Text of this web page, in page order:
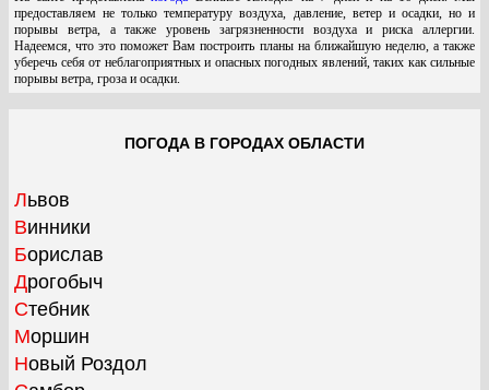
предоставляем не только температуру воздуха, давление, ветер и осадки, но и
порывы ветра, а также уровень загрязненности воздуха и риска аллергии.
Надеемся, что это поможет Вам построить планы на ближайшую неделю, а также
уберечь себя от неблагоприятных и опасных погодных явлений, таких как сильные
порывы ветра, гроза и осадки.
ПОГОДА В ГОРОДАХ ОБЛАСТИ
Львов
Винники
Борислав
Дрогобыч
Стебник
Моршин
Новый Роздол